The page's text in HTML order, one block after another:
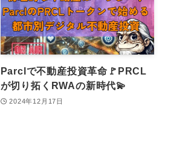
Parclで不動産投資革命🚩PRCL
が切り拓くRWAの新時代💫
2024年12月17日